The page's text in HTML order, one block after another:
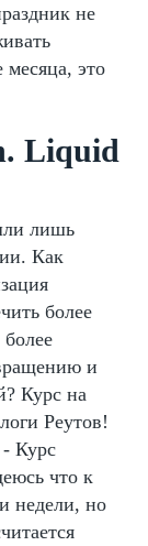
не
месяца, это
Liquid
лишь
Как
более
и
Курс на
Реутов!
- Курс
что к
недели, но